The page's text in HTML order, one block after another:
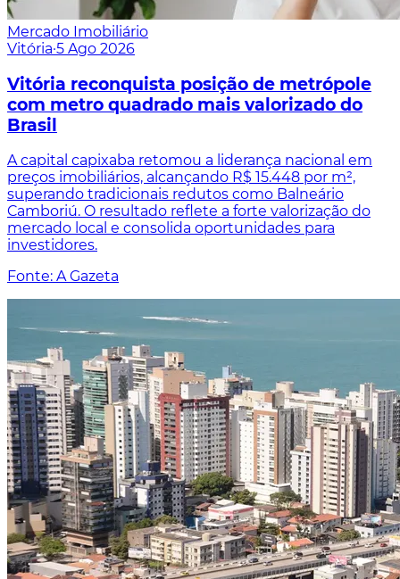
Mercado Imobiliário
Vitória·5 Ago 2026
Vitória reconquista posição de metrópole
com metro quadrado mais valorizado do
Brasil
A capital capixaba retomou a liderança nacional em
preços imobiliários, alcançando R$ 15.448 por m²,
superando tradicionais redutos como Balneário
Camboriú. O resultado reflete a forte valorização do
mercado local e consolida oportunidades para
investidores.
Fonte: A Gazeta